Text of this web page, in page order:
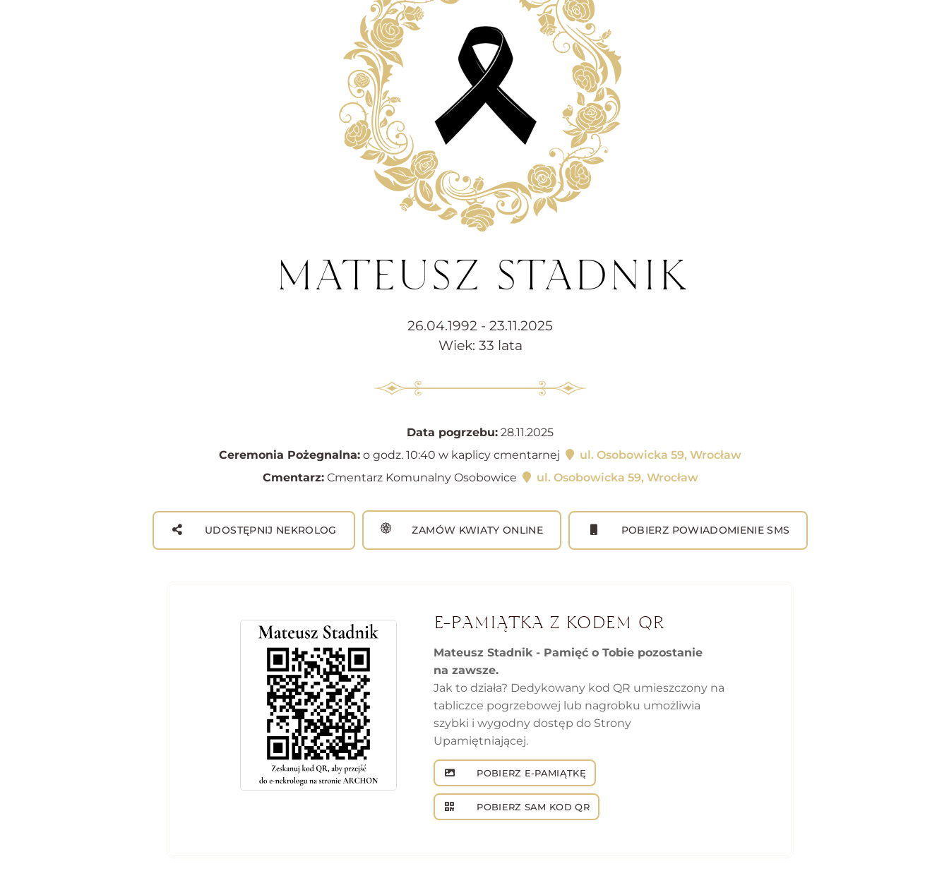
MATEUSZ STADNIK
26.04.1992 - 23.11.2025
Wiek: 33 lata
Data pogrzebu: 28.11.2025
Ceremonia Pożegnalna: o godz. 10:40 w kaplicy cmentarnej
ul. Osobowicka 59, Wrocław
Cmentarz:Cmentarz Komunalny Osobowice ul. Osobowicka 59, Wrocław
UDOSTĘPNIJ NEKROLOG ZAMÓW KWIATY ONLINE POBIERZ POWIADOMIENIE SMS
E-PAMIĄTKA Z KODEM QR
Mateusz Stadnik - Pamięć o Tobie pozostanie
na zawsze.
Jak to działa? Dedykowany kod QR umieszczony na
tabliczce pogrzebowej lub nagrobku umożliwia
szybki i wygodny dostęp do Strony
Upamiętniającej.
POBIERZ E-PAMIĄTKĘ
POBIERZ SAM KOD QR